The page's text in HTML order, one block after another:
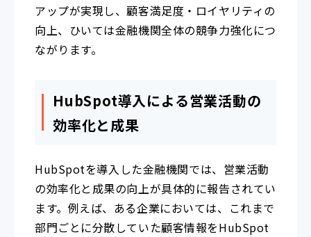
アップが実現し、顧客満足度・ロイヤリティの
向上、ひいては金融機関全体の競争力強化につ
ながります。
HubSpot導入による営業活動の
効率化と成果
HubSpotを導入した金融機関では、営業活動
の効率化と成果の向上が具体的に報告されてい
ます。例えば、ある企業においては、これまで
部門ごとに分散していた顧客情報をHubSpot